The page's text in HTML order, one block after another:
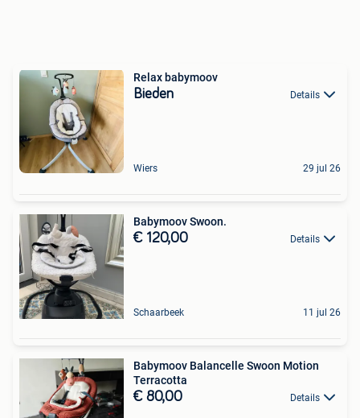
Relax babymoov
Bieden Details
Wiers 29 jul 26
Babymoov Swoon.
€ 120,00 Details
Schaarbeek 11 jul 26
Babymoov Balancelle Swoon Motion
Terracotta
€ 80,00 Details